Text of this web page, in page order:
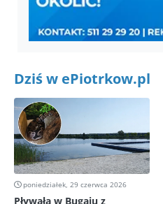
Dziś w ePiotrkow.pl
poniedziałek, 29 czerwca 2026
Pływała w Bugaju z